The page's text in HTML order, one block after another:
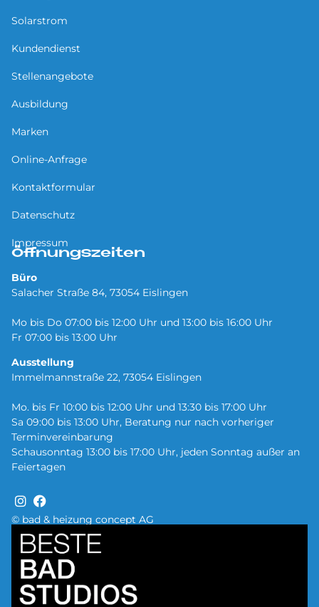
© bad & heizung concept AG
Solarstrom
Kundendienst
Stellenangebote
Ausbildung
Marken
Online-Anfrage
Kontaktformular
Datenschutz
Impressum
Öffnungszeiten
Büro
Salacher Straße 84, 73054 Eislingen
Mo bis Do 07:00 bis 12:00 Uhr und 13:00 bis 16:00 Uhr
Fr 07:00 bis 13:00 Uhr
Ausstellung
Immelmannstraße 22, 73054 Eislingen
Mo. bis Fr 10:00 bis 12:00 Uhr und 13:30 bis 17:00 Uhr
Sa 09:00 bis 13:00 Uhr, Beratung nur nach vorheriger
Terminvereinbarung
Schausonntag 13:00 bis 17:00 Uhr, jeden Sonntag außer an
Feiertagen